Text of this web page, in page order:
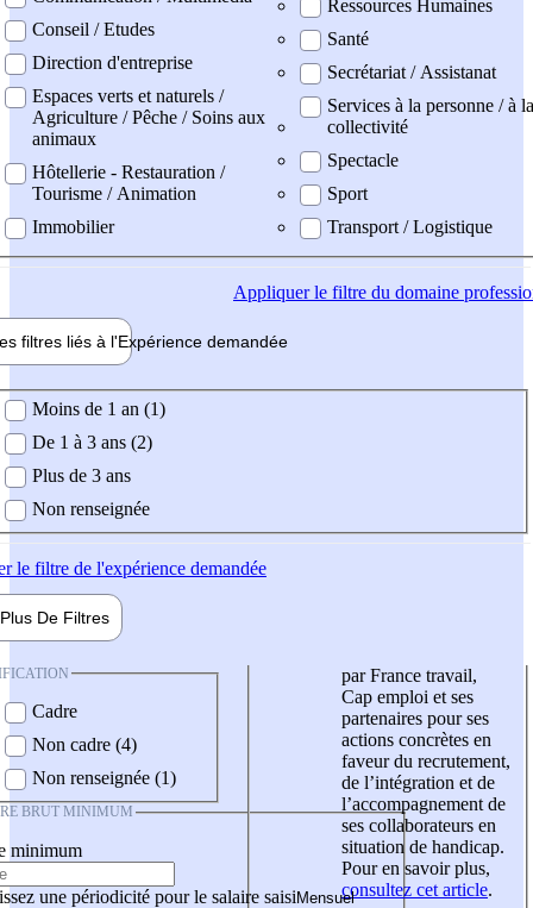
Conseil / Etudes
Direction d'entreprise
Espaces verts et naturels /
Agriculture / Pêche / Soins aux
animaux
Hôtellerie - Restauration /
Tourisme / Animation
Immobilier
Ressources Humaines
Santé
Secrétariat / Assistanat
Services à la personne / à la
collectivité
Spectacle
Sport
Transport / Logistique
Appliquerle filtre du domaine
filtres liés à l'Expérience demandée
demandée
Moins de 1 an (1)
De 1 à 3 ans (2)
Plus de 3 ans
Non renseignée
le filtre de l'expérience demandée
Plus De Filtres
Cadre
Non cadre (4)
Non renseignée (1)
BRUT MINIMUM
minimum
une périodicité pour le salaire saisi
par France travail,
Cap emploi et ses
partenaires pour ses
actions concrètes en
faveur du recrutement,
de l’intégration et de
l’accompagnement de
ses collaborateurs en
situation de handicap.
Pour en savoir plus,
consultez cet article.